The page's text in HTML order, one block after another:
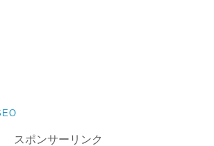
スポンサーリンク